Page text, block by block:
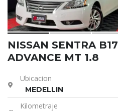
NISSAN SENTRA B17
ADVANCE MT 1.8
Ubicacion
MEDELLIN
Kilometraje